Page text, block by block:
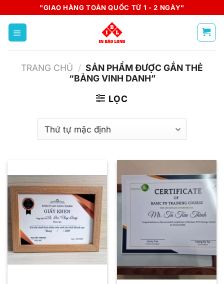
content
"GIAO HÀNG TOÀN QUỐC TỪ 1 - 2 NGÀY"
TRANG CHỦ / SẢN PHẨM ĐƯỢC GẮN THẺ
“BẢNG VINH DANH”
LỌC